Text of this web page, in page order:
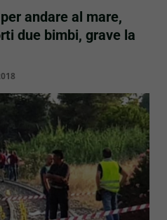
andare al mare,
due bimbi, grave la